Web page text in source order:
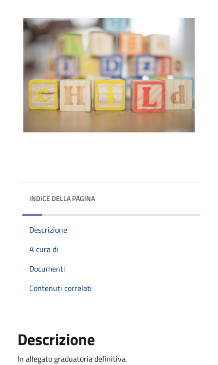
INDICE DELLA PAGINA
Descrizione
A cura di
Documenti
Contenuti correlati
Descrizione
In allegato graduatoria definitiva.